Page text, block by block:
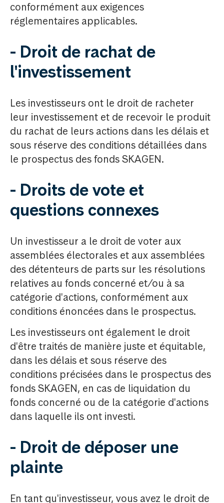
conformément aux exigences
réglementaires applicables.
- Droit de rachat de
l'investissement
Les investisseurs ont le droit de racheter
leur investissement et de recevoir le produit
du rachat de leurs actions dans les délais et
sous réserve des conditions détaillées dans
le prospectus des fonds SKAGEN.
- Droits de vote et
questions connexes
Un investisseur a le droit de voter aux
assemblées électorales et aux assemblées
des détenteurs de parts sur les résolutions
relatives au fonds concerné et/ou à sa
catégorie d'actions, conformément aux
conditions énoncées dans le prospectus.
Les investisseurs ont également le droit
d'être traités de manière juste et équitable,
dans les délais et sous réserve des
conditions précisées dans le prospectus des
fonds SKAGEN, en cas de liquidation du
fonds concerné ou de la catégorie d'actions
dans laquelle ils ont investi.
- Droit de déposer une
plainte
En tant qu'investisseur, vous avez le droit de